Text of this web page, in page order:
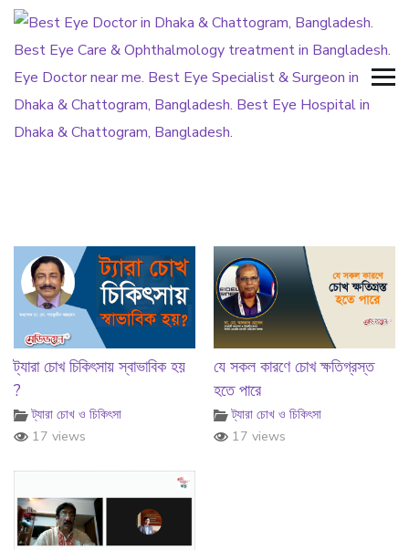
ট্যারা চোখ চিকিৎসায় স্বাভাবিক হয়
?
ট্যারা চোখ ও চিকিৎসা
17 views
যে সকল কারণে চোখ ক্ষতিগ্রস্ত
হতে পারে
ট্যারা চোখ ও চিকিৎসা
17 views